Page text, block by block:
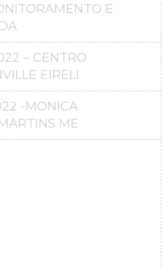
E
– CENTRO
EIRELI
-MONICA
ME